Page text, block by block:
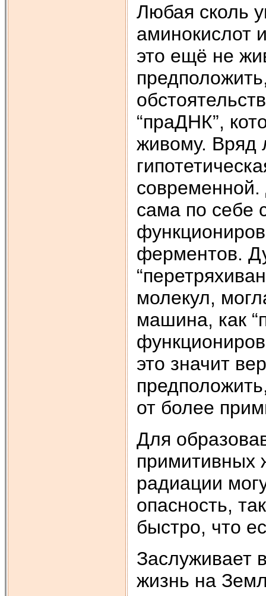
Любая сколь
аминокислот
это ещё не
“праДНК”,
живому. Вряд
сама по себе
ферментов.
молекул,
машина, как
это значит
от более
Для
примитивных
радиации
опасность,
быстро, что
Заслуживает
жизнь на